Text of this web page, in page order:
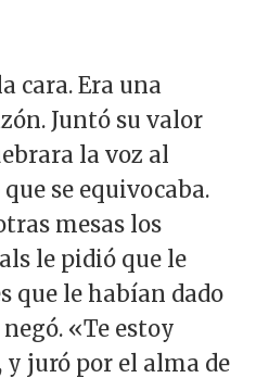
cara. Era una
Juntó su valor
la voz al
se equivocaba.
mesas los
le pidió que le
que le habían dado
«Te estoy
y juró por el alma de